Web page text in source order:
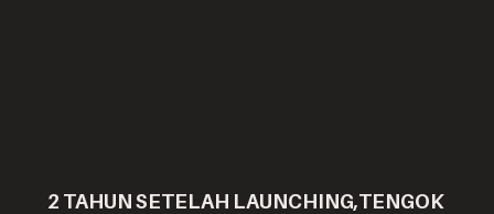
2 TAHUN SETELAH LAUNCHING,TENGOK